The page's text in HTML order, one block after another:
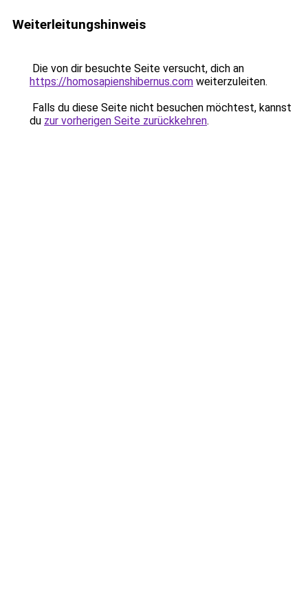
Weiterleitungshinweis
Die von dir besuchte Seite versucht, dich an
https://homosapienshibernus.com weiterzuleiten.
Falls du diese Seite nicht besuchen möchtest, kannst
du zur vorherigen Seite zurückkehren.